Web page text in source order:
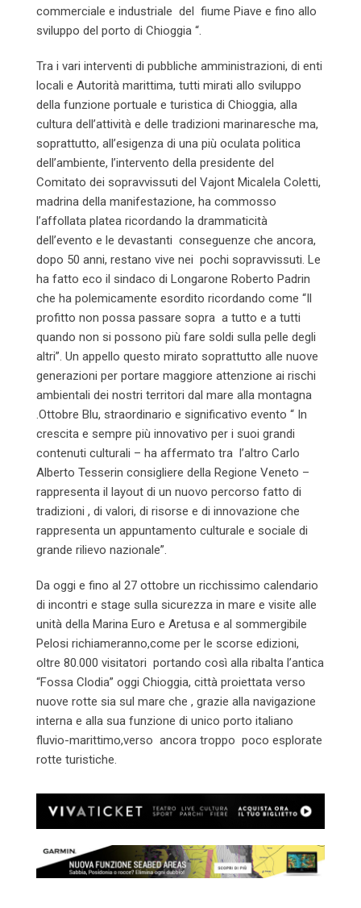
commerciale e industriale del fiume Piave e fino allo
sviluppo del porto di Chioggia “.
Tra i vari interventi di pubbliche amministrazioni, di enti
locali e Autorità marittima, tutti mirati allo sviluppo
della funzione portuale e turistica di Chioggia, alla
cultura dell’attività e delle tradizioni marinaresche ma,
soprattutto, all’esigenza di una più oculata politica
dell’ambiente, l’intervento della presidente del
Comitato dei sopravvissuti del Vajont Micalela Coletti,
madrina della manifestazione, ha commosso
l’affollata platea ricordando la drammaticità
dell’evento e le devastanti conseguenze che ancora,
dopo 50 anni, restano vive nei pochi sopravvissuti. Le
ha fatto eco il sindaco di Longarone Roberto Padrin
che ha polemicamente esordito ricordando come “Il
profitto non possa passare sopra a tutto e a tutti
quando non si possono più fare soldi sulla pelle degli
altri”. Un appello questo mirato soprattutto alle nuove
generazioni per portare maggiore attenzione ai rischi
ambientali dei nostri territori dal mare alla montagna
.Ottobre Blu, straordinario e significativo evento “ In
crescita e sempre più innovativo per i suoi grandi
contenuti culturali – ha affermato tra l’altro Carlo
Alberto Tesserin consigliere della Regione Veneto –
rappresenta il layout di un nuovo percorso fatto di
tradizioni , di valori, di risorse e di innovazione che
rappresenta un appuntamento culturale e sociale di
grande rilievo nazionale”.
Da oggi e fino al 27 ottobre un ricchissimo calendario
di incontri e stage sulla sicurezza in mare e visite alle
unità della Marina Euro e Aretusa e al sommergibile
Pelosi richiameranno,come per le scorse edizioni,
oltre 80.000 visitatori portando così alla ribalta l’antica
“Fossa Clodia” oggi Chioggia, città proiettata verso
nuove rotte sia sul mare che , grazie alla navigazione
interna e alla sua funzione di unico porto italiano
fluvio-marittimo,verso ancora troppo poco esplorate
rotte turistiche.